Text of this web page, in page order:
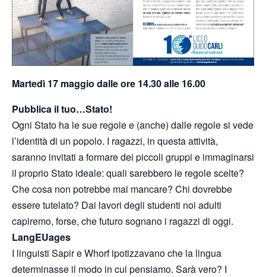
Martedì 17 maggio dalle ore 14.30 alle 16.00
Pubblica il tuo…Stato!
Ogni Stato ha le sue regole e (anche) dalle regole si vede
l’identità di un popolo. I ragazzi, in questa attività,
saranno invitati a formare dei piccoli gruppi e immaginarsi
il proprio Stato ideale: quali sarebbero le regole scelte?
Che cosa non potrebbe mai mancare? Chi dovrebbe
essere tutelato? Dai lavori degli studenti noi adulti
capiremo, forse, che futuro sognano i ragazzi di oggi.
LangEUages
I linguisti Sapir e Whorf ipotizzavano che la lingua
determinasse il modo in cui pensiamo. Sarà vero? I